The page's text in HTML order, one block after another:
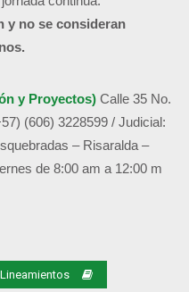
y no se consideran
y Proyectos) Calle 35 No.
(606) 3228599 / Judicial:
– Risaralda –
de 8:00 am a 12:00 m